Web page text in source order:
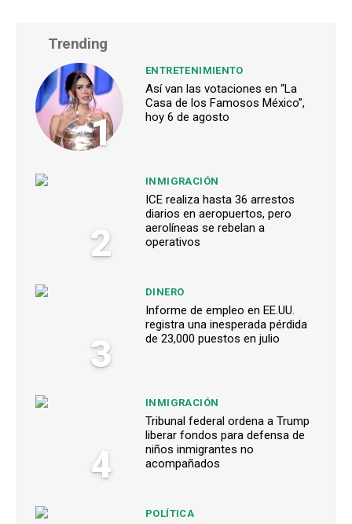
Trending
1
ENTRETENIMIENTO
Así van las votaciones en “La
Casa de los Famosos México”,
hoy 6 de agosto
2
INMIGRACIÓN
ICE realiza hasta 36 arrestos
diarios en aeropuertos, pero
aerolíneas se rebelan a
operativos
3
DINERO
Informe de empleo en EE.UU.
registra una inesperada pérdida
de 23,000 puestos en julio
4
INMIGRACIÓN
Tribunal federal ordena a Trump
liberar fondos para defensa de
niños inmigrantes no
acompañados
POLÍTICA